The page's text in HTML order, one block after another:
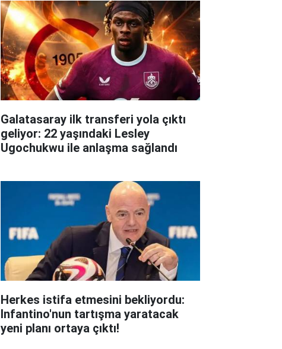
Galatasaray ilk transferi yola çıktı
geliyor: 22 yaşındaki Lesley
Ugochukwu ile anlaşma sağlandı
Herkes istifa etmesini bekliyordu:
Infantino'nun tartışma yaratacak
yeni planı ortaya çıktı!